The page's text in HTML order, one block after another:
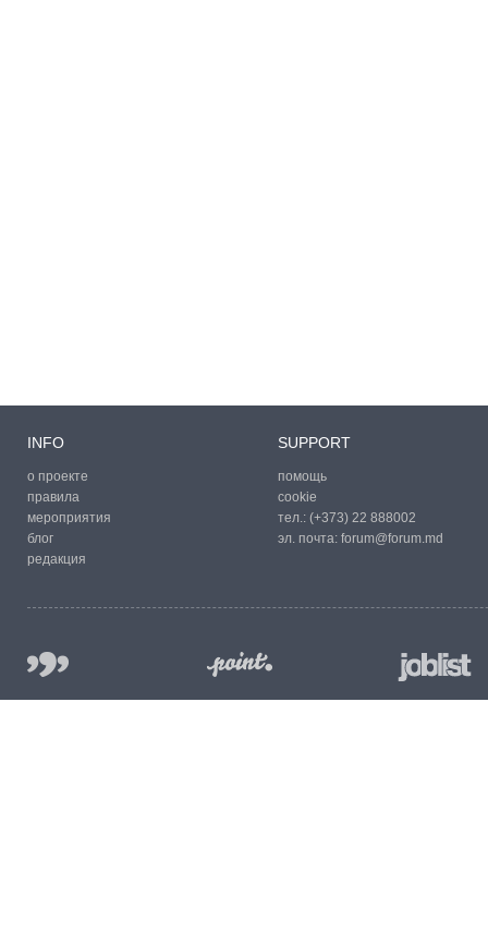
INFO
о проекте
правила
мероприятия
блог
редакция
SUPPORT
помощь
cookie
тел.: (+373) 22 888002
эл. почта: forum@forum.md